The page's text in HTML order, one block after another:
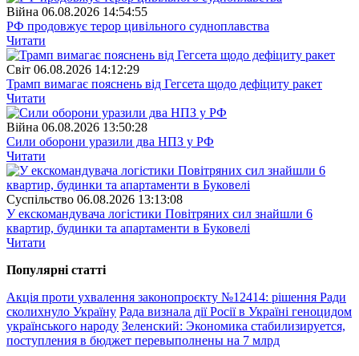
Війна 06.08.2026 14:54:55
РФ продовжує терор цивільного судноплавства
Читати
Свiт 06.08.2026 14:12:29
Трамп вимагає пояснень від Гегсета щодо дефіциту ракет
Читати
Війна 06.08.2026 13:50:28
Сили оборони уразили два НПЗ у РФ
Читати
Суспiльство 06.08.2026 13:13:08
У екскомандувача логістики Повітряних сил знайшли 6
квартир, будинки та апартаменти в Буковелі
Читати
Популярнi статтi
Акція проти ухвалення законопроєкту №12414: рішення Ради
сколихнуло Україну Рада визнала дії Росії в Україні геноцидом
українського народу Зеленский: Экономика стабилизируется,
поступления в бюджет перевыполнены на 7 млрд